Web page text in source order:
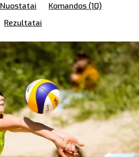
Nuostatai
Komandos (10)
Rezultatai